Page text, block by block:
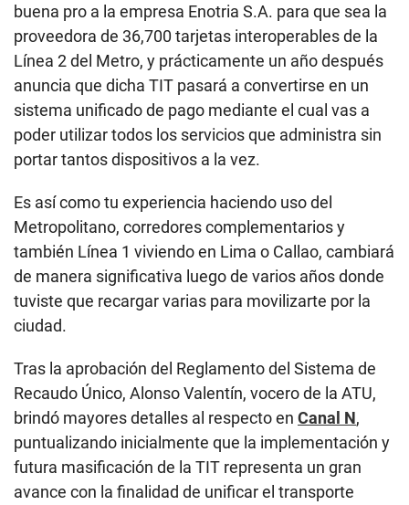
buena pro a la empresa Enotria S.A. para que sea la
proveedora de 36,700 tarjetas interoperables de la
Línea 2 del Metro, y prácticamente un año después
anuncia que dicha TIT pasará a convertirse en un
sistema unificado de pago mediante el cual vas a
poder utilizar todos los servicios que administra sin
portar tantos dispositivos a la vez.
Es así como tu experiencia haciendo uso del
Metropolitano, corredores complementarios y
también Línea 1 viviendo en Lima o Callao, cambiará
de manera significativa luego de varios años donde
tuviste que recargar varias para movilizarte por la
ciudad.
Tras la aprobación del Reglamento del Sistema de
Recaudo Único, Alonso Valentín, vocero de la ATU,
brindó mayores detalles al respecto en Canal N,
puntualizando inicialmente que la implementación y
futura masificación de la TIT representa un gran
avance con la finalidad de unificar el transporte